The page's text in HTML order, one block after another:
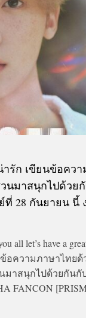
ารัก เขียนข้อคว
นมาสนุกไปด้วย
ที่ 28 กันยายน นี้
all let’s have a
ข้อความภาษาไทย
มาสนุกไปด้วยกันกั
FANCON